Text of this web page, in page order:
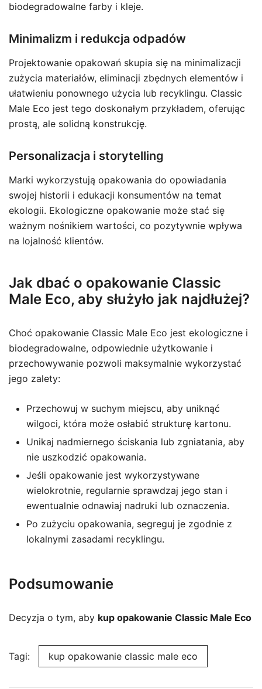
biodegradowalne farby i kleje.
Minimalizm i redukcja odpadów
Projektowanie opakowań skupia się na minimalizacji
zużycia materiałów, eliminacji zbędnych elementów i
ułatwieniu ponownego użycia lub recyklingu. Classic
Male Eco jest tego doskonałym przykładem, oferując
prostą, ale solidną konstrukcję.
Personalizacja i storytelling
Marki wykorzystują opakowania do opowiadania
swojej historii i edukacji konsumentów na temat
ekologii. Ekologiczne opakowanie może stać się
ważnym nośnikiem wartości, co pozytywnie wpływa
na lojalność klientów.
Jak dbać o opakowanie Classic
Male Eco, aby służyło jak najdłużej?
Choć opakowanie Classic Male Eco jest ekologiczne i
biodegradowalne, odpowiednie użytkowanie i
przechowywanie pozwoli maksymalnie wykorzystać
jego zalety:
Przechowuj w suchym miejscu, aby uniknąć
wilgoci, która może osłabić strukturę kartonu.
Unikaj nadmiernego ściskania lub zgniatania, aby
nie uszkodzić opakowania.
Jeśli opakowanie jest wykorzystywane
wielokrotnie, regularnie sprawdzaj jego stan i
ewentualnie odnawiaj nadruki lub oznaczenia.
Po zużyciu opakowania, segreguj je zgodnie z
lokalnymi zasadami recyklingu.
Podsumowanie
Decyzja o tym, aby kup opakowanie Classic Male Eco
Tagi: kup opakowanie classic male eco